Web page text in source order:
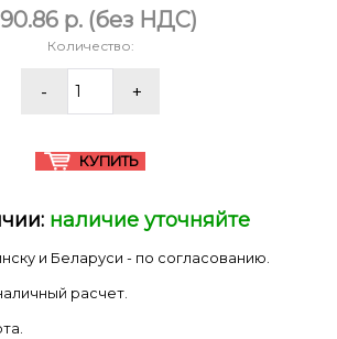
p.(без НДС)
Количество:
наличие уточняйте
и Беларуси - по согласованию.
расчет.